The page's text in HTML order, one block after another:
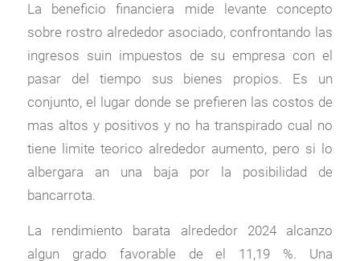
La beneficio financiera mide levante concepto
sobre rostro alrededor asociado, confrontando las
ingresos suin impuestos de su empresa con el
pasar del tiempo sus bienes propios. Es un
conjunto, el lugar donde se prefieren las costos de
mas altos y positivos y no ha transpirado cual no
tiene limite teorico alrededor aumento, pero si lo
albergara an una baja por la posibilidad de
bancarrota.
La rendimiento barata alrededor 2024 alcanzo
algun grado favorable de el 11,19 %. Una